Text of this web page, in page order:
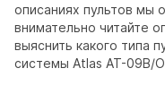
описаниях пультов мы
внимательно читайте
выяснить какого типа
системы Atlas AT-09B/